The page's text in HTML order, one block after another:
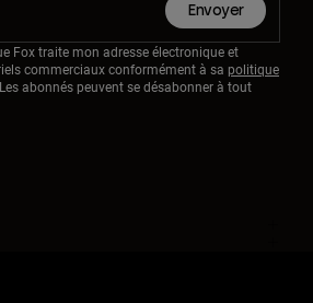
Envoyer
Fox traite mon adresse électronique et
commerciaux conformément à sa politique
abonnés peuvent se désabonner à tout